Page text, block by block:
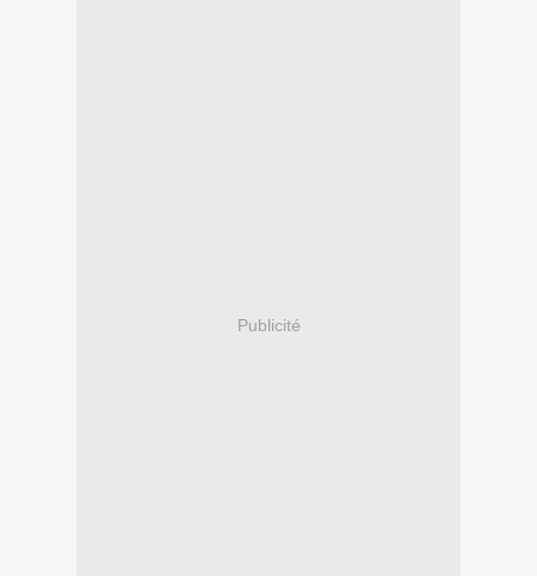
Publicité